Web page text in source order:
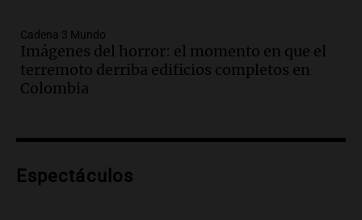
y critica la falta de aporte nacional en
proyectos provinciales
Panorama Federal
Episodios
país
Episodios
Cadena 3 Mundo
Imágenes del horror: el momento en que el
terremoto derriba edificios completos en
Colombia
Espectáculos